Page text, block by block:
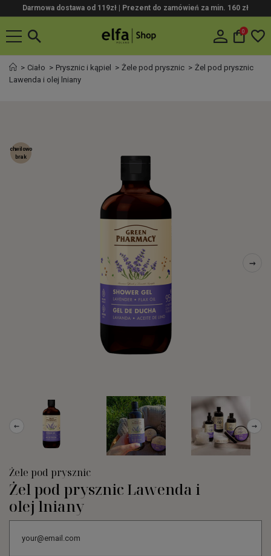
Darmowa dostawa od 119zł | Prezent do zamówień za min. 160 zł
0
Ciało Prysznic i kąpiel Żele pod prysznic
Żel pod prysznic
Lawenda i olej lniany
→
← →
chwilowo
brak
Żele pod prysznic
Żel pod prysznic Lawenda i
olej lniany